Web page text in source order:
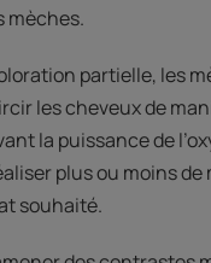
mèches.
partielle, les
les cheveux de
la puissance de
plus ou moins de
souhaité.